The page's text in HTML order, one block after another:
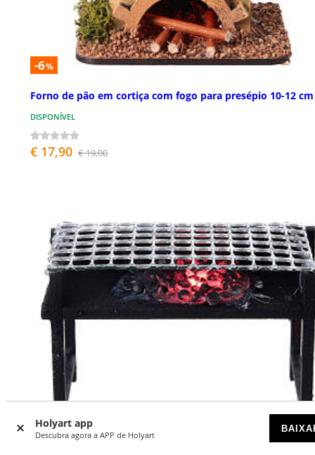
Holyart app
Descubra agora a APP de Holyart
-6%
Forno de pão em cortiça com fogo para presépio 10-12 cm
DISPONÍVEL
€ 17,90 € 19,00